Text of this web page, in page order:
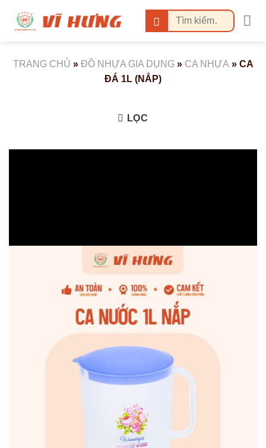
Tìm
kiếm:
TRANG CHỦ » ĐỒ NHỰA GIA DỤNG» CA NHỰA » CA
ĐÁ 1L (NẮP)
LỌC